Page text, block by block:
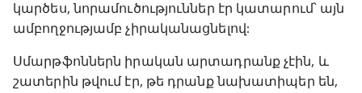
կարծես, նորամուծություններ էր կատարում՝ այն
ամբողջությամբ չիրականացնելով:
Սմարթֆոններն իրական արտադրանք չէին, և
շատերին թվում էր, թե դրանք նախատիպեր են,